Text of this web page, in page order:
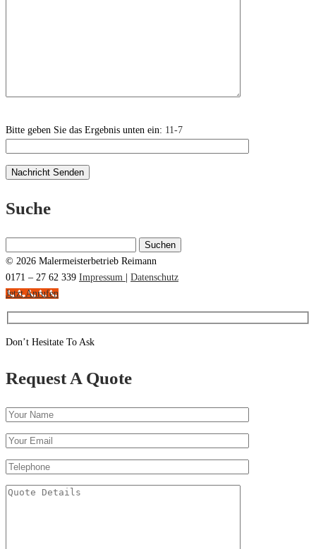
Bitte geben Sie das Ergebnis unten ein: 11-7
Suche
nach:
© 2026 Malermeisterbetrieb Reimann
0171 – 27 62 339 Impressum
Datenschutz
Jetzt Anrufen
Don’t Hesitate To Ask
Request A Quote